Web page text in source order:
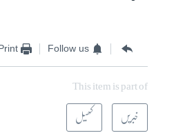
Follow us
This item is part of
خبریں کھیل